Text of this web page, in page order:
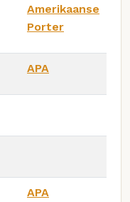
Amerikaanse
Porter
APA
APA